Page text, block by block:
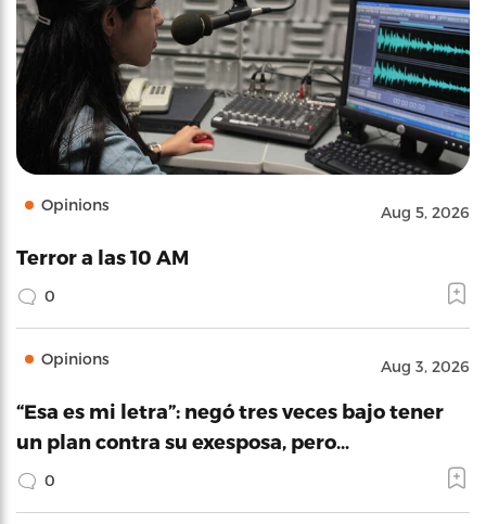
Opinions Aug 5, 2026
Terror a las 10 AM
0
Opinions Aug 3, 2026
“Esa es mi letra”: negó tres veces bajo tener
un plan contra su exesposa, pero…
0